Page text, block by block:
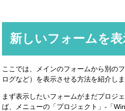
新しいフォームを表
ここでは、メインのフォームから別の
ログなど）を表示させる方法を紹介しま
まず表示したいフォームがまだプロジ
ば、メニューの「プロジェクト」-「